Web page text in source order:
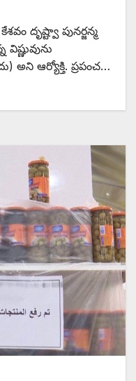
దృష్ట్వా పునర్జన్మ
అని ఆర్యోక్తి. ప్రపంచ…